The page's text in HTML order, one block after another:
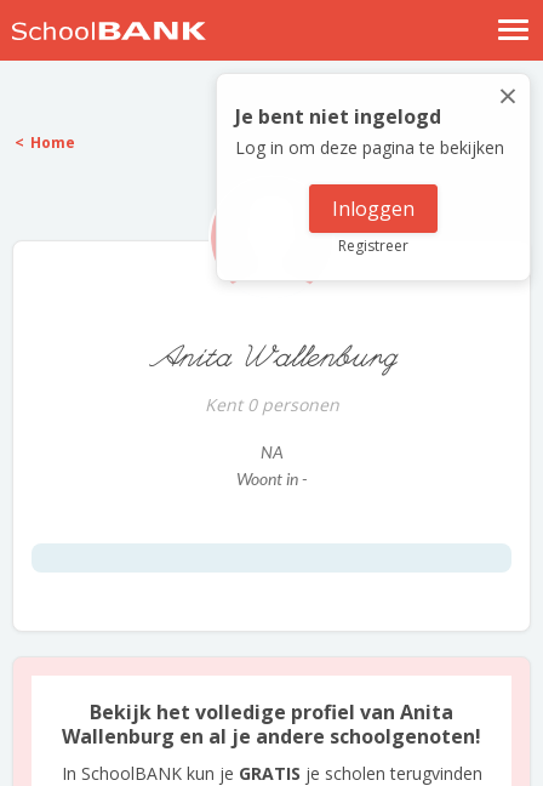
Nostalgische verhalen
Log in
Meld je gratis aan
×
Je bent niet ingelogd
Log in om deze pagina te bekijken
Inloggen
Registreer
Home
Anita Wallenburg
Kent 0 personen
NA
Woont in -
Bekijk het volledige profiel van Anita
Wallenburg en al je andere schoolgenoten!
In SchoolBANK kun je GRATIS je scholen terugvinden